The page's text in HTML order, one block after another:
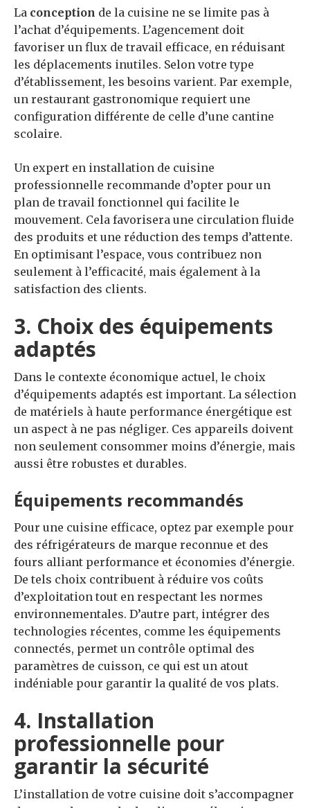
La conception de la cuisine ne se limite pas à
l’achat d’équipements. L’agencement doit
favoriser un flux de travail efficace, en réduisant
les déplacements inutiles. Selon votre type
d’établissement, les besoins varient. Par exemple,
un restaurant gastronomique requiert une
configuration différente de celle d’une cantine
scolaire.
Un expert en installation de cuisine
professionnelle recommande d’opter pour un
plan de travail fonctionnel qui facilite le
mouvement. Cela favorisera une circulation fluide
des produits et une réduction des temps d’attente.
En optimisant l’espace, vous contribuez non
seulement à l’efficacité, mais également à la
satisfaction des clients.
3. Choix des équipements
adaptés
Dans le contexte économique actuel, le choix
d’équipements adaptés est important. La sélection
de matériels à haute performance énergétique est
un aspect à ne pas négliger. Ces appareils doivent
non seulement consommer moins d’énergie, mais
aussi être robustes et durables.
Équipements recommandés
Pour une cuisine efficace, optez par exemple pour
des réfrigérateurs de marque reconnue et des
fours alliant performance et économies d’énergie.
De tels choix contribuent à réduire vos coûts
d’exploitation tout en respectant les normes
environnementales. D’autre part, intégrer des
technologies récentes, comme les équipements
connectés, permet un contrôle optimal des
paramètres de cuisson, ce qui est un atout
indéniable pour garantir la qualité de vos plats.
4. Installation
professionnelle pour
garantir la sécurité
L’installation de votre cuisine doit s’accompagner